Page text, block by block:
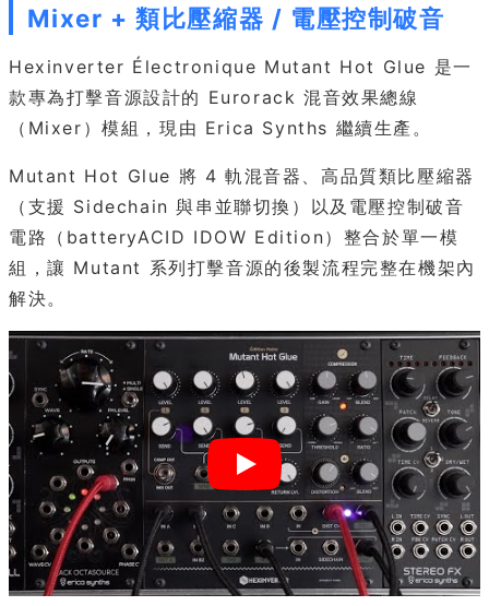
Mixer + 類比壓縮器 / 電壓控制破音
Hexinverter Électronique Mutant Hot Glue 是一
款專為打擊音源設計的 Eurorack 混音效果總線
（Mixer）模組，現由 Erica Synths 繼續生產。
Mutant Hot Glue 將 4 軌混音器、高品質類比壓縮器
（支援 Sidechain 與串並聯切換）以及電壓控制破音
電路（batteryACID IDOW Edition）整合於單一模
組，讓 Mutant 系列打擊音源的後製流程完整在機架內
解決。